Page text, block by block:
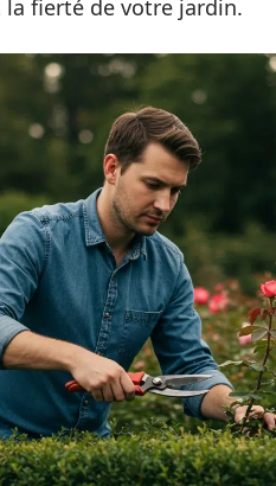
fierté de votre jardin.